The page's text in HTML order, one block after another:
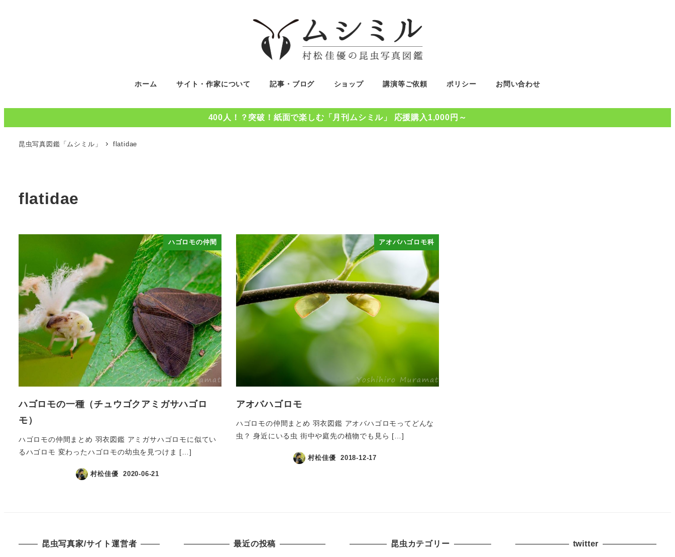
ホーム サイト・作家について 記事・ブログ ショップ 講演等ご依頼 ポリシー お問い合わせ
400人！？突破！紙面で楽しむ「月刊ムシミル」 応援購入1,000円～
昆虫写真図鑑「ムシミル」 flatidae
flatidae
ハゴロモの仲間
ハゴロモの一種（チュウゴクアミガサハゴロ
モ）
ハゴロモの仲間まとめ 羽衣図鑑 アミガサハゴロモに似てい
るハゴロモ 変わったハゴロモの幼虫を見つけま […]
村松佳優 2020-06-21
アオバハゴロモ科
アオバハゴロモ
ハゴロモの仲間まとめ 羽衣図鑑 アオバハゴロモってどんな
虫？ 身近にいる虫 街中や庭先の植物でも見ら […]
村松佳優 2018-12-17
昆虫写真家/サイト運営者 最近の投稿 昆虫カテゴリー twitter